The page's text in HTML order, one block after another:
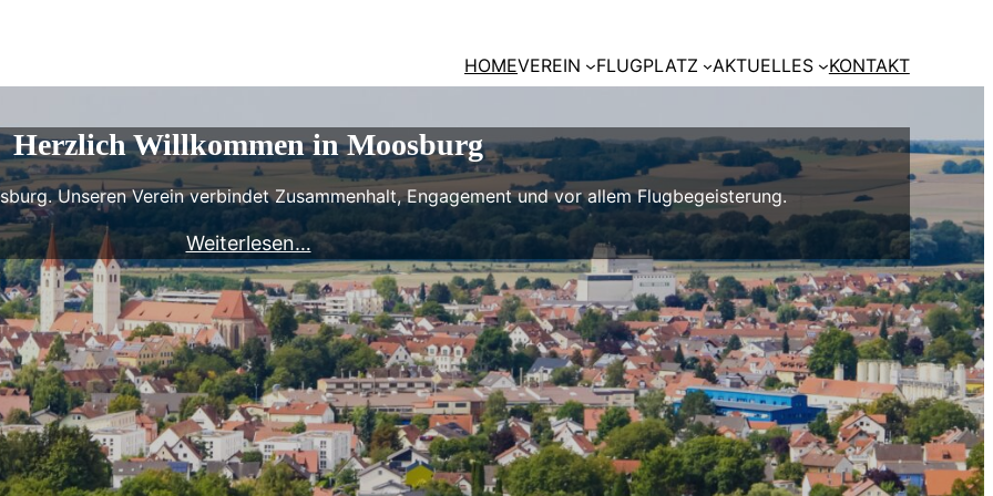
HOMEVEREIN FLUGPLATZ AKTUELLES KONTAKT
Herzlich Willkommen in Moosburg
Unseren Verein verbindet Zusammenhalt, Engagement und vor allem Flugbegeisterung.
Weiterlesen…